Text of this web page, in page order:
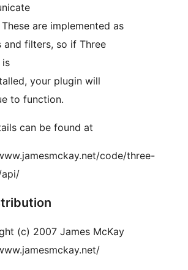
are implemented as
and filters, so if Three
is
your plugin will
to function.
can be found at
code/three-
(c) 2007 James McKay